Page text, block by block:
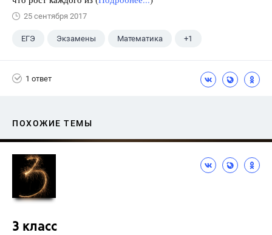
25 сентября 2017
ЕГЭ Экзамены Математика +1
1 ответ
ПОХОЖИЕ ТЕМЫ
3 класс